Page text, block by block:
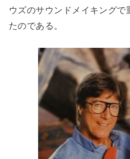
ウズのサウンドメイキングで
たのである。